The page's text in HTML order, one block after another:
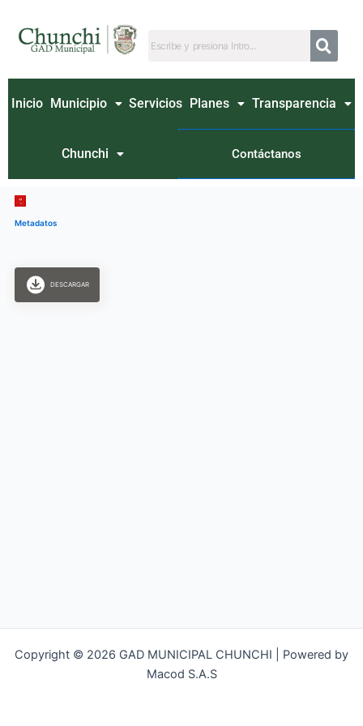
contenido
Inicio Municipio Servicios Planes Transparencia
Chunchi Contáctanos
Metadatos
DESCARGAR
Copyright © 2026 GAD MUNICIPAL CHUNCHI | Powered by
Macod S.A.S